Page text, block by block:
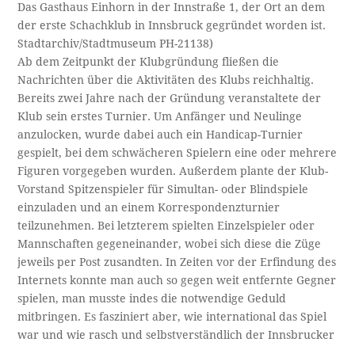
Das Gasthaus Einhorn in der Innstraße 1, der Ort an dem
der erste Schachklub in Innsbruck gegründet worden ist.
Stadtarchiv/Stadtmuseum PH-21138)
Ab dem Zeitpunkt der Klubgründung fließen die
Nachrichten über die Aktivitäten des Klubs reichhaltig.
Bereits zwei Jahre nach der Gründung veranstaltete der
Klub sein erstes Turnier. Um Anfänger und Neulinge
anzulocken, wurde dabei auch ein Handicap-Turnier
gespielt, bei dem schwächeren Spielern eine oder mehrere
Figuren vorgegeben wurden. Außerdem plante der Klub-
Vorstand Spitzenspieler für Simultan- oder Blindspiele
einzuladen und an einem Korrespondenzturnier
teilzunehmen. Bei letzterem spielten Einzelspieler oder
Mannschaften gegeneinander, wobei sich diese die Züge
jeweils per Post zusandten. In Zeiten vor der Erfindung des
Internets konnte man auch so gegen weit entfernte Gegner
spielen, man musste indes die notwendige Geduld
mitbringen. Es fasziniert aber, wie international das Spiel
war und wie rasch und selbstverständlich der Innsbrucker